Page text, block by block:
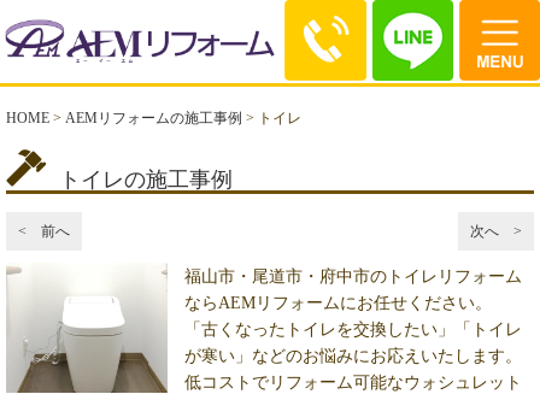
HOME > AEMリフォームの施工事例 > トイレ
トイレの施工事例
< 前へ 次へ >
福山市・尾道市・府中市のトイレリフォーム
ならAEMリフォームにお任せください。
「古くなったトイレを交換したい」「トイレ
が寒い」などのお悩みにお応えいたします。
低コストでリフォーム可能なウォシュレット